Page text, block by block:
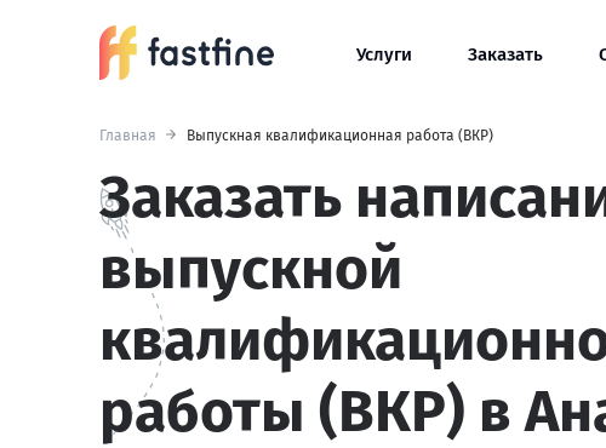
Услуги Заказать
Главная Выпускная квалификационная работа (ВКР)
Заказать
выпускной
работы (ВКР) в